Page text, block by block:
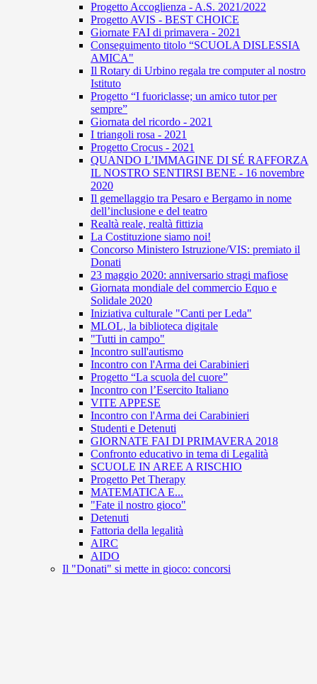
Progetto Accoglienza - A.S. 2021/2022
Progetto AVIS - BEST CHOICE
Giornate FAI di primavera - 2021
Conseguimento titolo “SCUOLA DISLESSIA
AMICA"
Il Rotary di Urbino regala tre computer al nostro
Istituto
Progetto “I fuoriclasse; un amico tutor per
sempre”
Giornata del ricordo - 2021
I triangoli rosa - 2021
Progetto Crocus - 2021
QUANDO L’IMMAGINE DI SÉ RAFFORZA
IL NOSTRO SENTIRSI BENE - 16 novembre
2020
Il gemellaggio tra Pesaro e Bergamo in nome
dell’inclusione e del teatro
Realtà reale, realtà fittizia
La Costituzione siamo noi!
Concorso Ministero Istruzione/VIS: premiato il
Donati
23 maggio 2020: anniversario stragi mafiose
Giornata mondiale del commercio Equo e
Solidale 2020
Iniziativa culturale "Canti per Leda"
MLOL, la biblioteca digitale
"Tutti in campo"
Incontro sull'autismo
Incontro con l'Arma dei Carabinieri
Progetto “La scuola del cuore”
Incontro con l’Esercito Italiano
VITE APPESE
Incontro con l'Arma dei Carabinieri
Studenti e Detenuti
GIORNATE FAI DI PRIMAVERA 2018
Confronto educativo in tema di Legalità
SCUOLE IN AREE A RISCHIO
Progetto Pet Therapy
MATEMATICA E...
"Fate il nostro gioco"
Detenuti
Fattoria della legalità
AIRC
AIDO
Il "Donati" si mette in gioco: concorsi